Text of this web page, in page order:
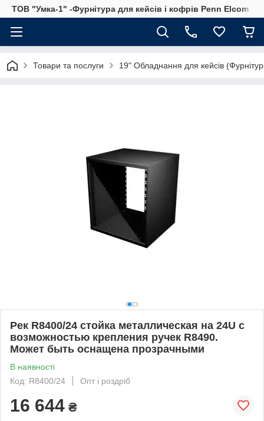
ТОВ "Умка-1" -Фурнітура для кейсів і кофрів Penn Elcom
Товари та послуги 19" Обладнання для кейсів
Рек R8400/24 стойка металлическая на 24U с
возможностью крепления ручек R8490.
Может быть оснащена прозрачными
В наявності
Код: R8400/24
Опт і роздріб
16 644 ₴